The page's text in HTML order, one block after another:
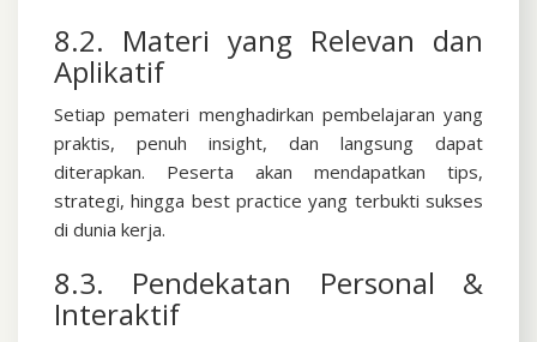
8.2. Materi yang Relevan dan
Aplikatif
Setiap pemateri menghadirkan pembelajaran yang
praktis, penuh insight, dan langsung dapat
diterapkan. Peserta akan mendapatkan tips,
strategi, hingga best practice yang terbukti sukses
di dunia kerja.
8.3. Pendekatan Personal &
Interaktif